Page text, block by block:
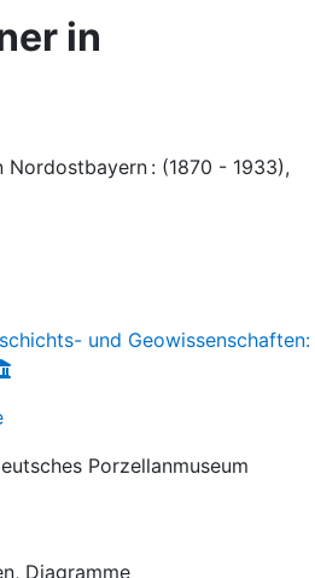
in
: (1870 - 1933),
und Geowissenschaften:
Porzellanmuseum
Diagramme